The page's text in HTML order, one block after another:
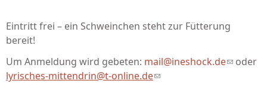
Eintritt frei – ein Schweinchen steht zur Fütterung
bereit!
Um Anmeldung wird gebeten: mail@ineshock.de(linkoder
lyrisches-mittendrin@t-online.de(link sends e-mail)